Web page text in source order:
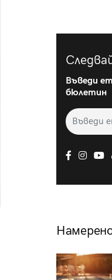
Въведи
бюлетин